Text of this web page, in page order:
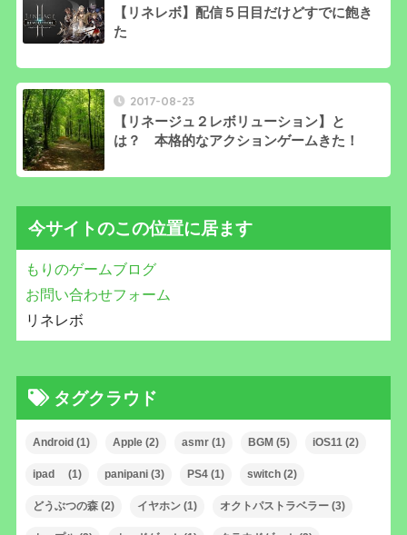
【リネレボ】配信５日目だけどすでに飽き
た
2017-08-23
【リネージュ２レボリューション】と
は？ 本格的なアクションゲームきた！
今サイトのこの位置に居ます
もりのゲームブログ
お問い合わせフォーム
リネレボ
タグクラウド
Android (1) Apple(2) asmr(1) BGM (5) iOS11(2)
ipad (1) panipani(3) PS4(1) switch(2)
どうぶつの森(2) イヤホン(1) オクトパストラベラー(3)